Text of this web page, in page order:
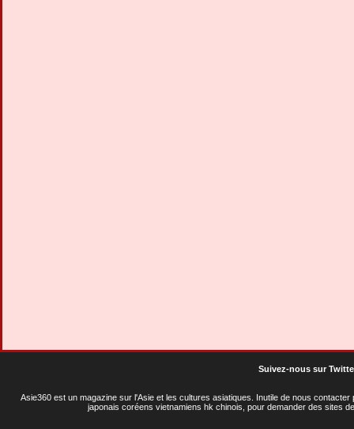
Suivez-nous sur
Asie360 est un magazine sur l'Asie et les cultures asiatiques . Inutile de nous
japonais coréens vietnamiens hk chinois, pour demander des sites